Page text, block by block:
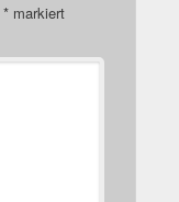
* markiert